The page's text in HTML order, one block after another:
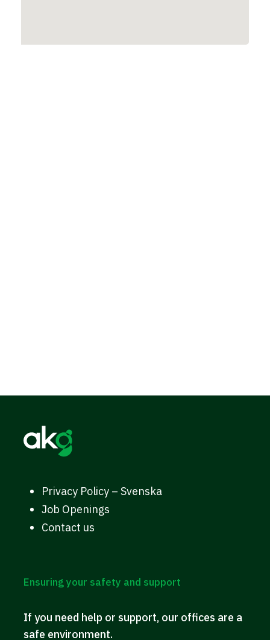
Privacy Policy – Svenska
Job Openings
Contact us
Ensuring your safety and support
If you need help or support, our offices are a
safe environment.